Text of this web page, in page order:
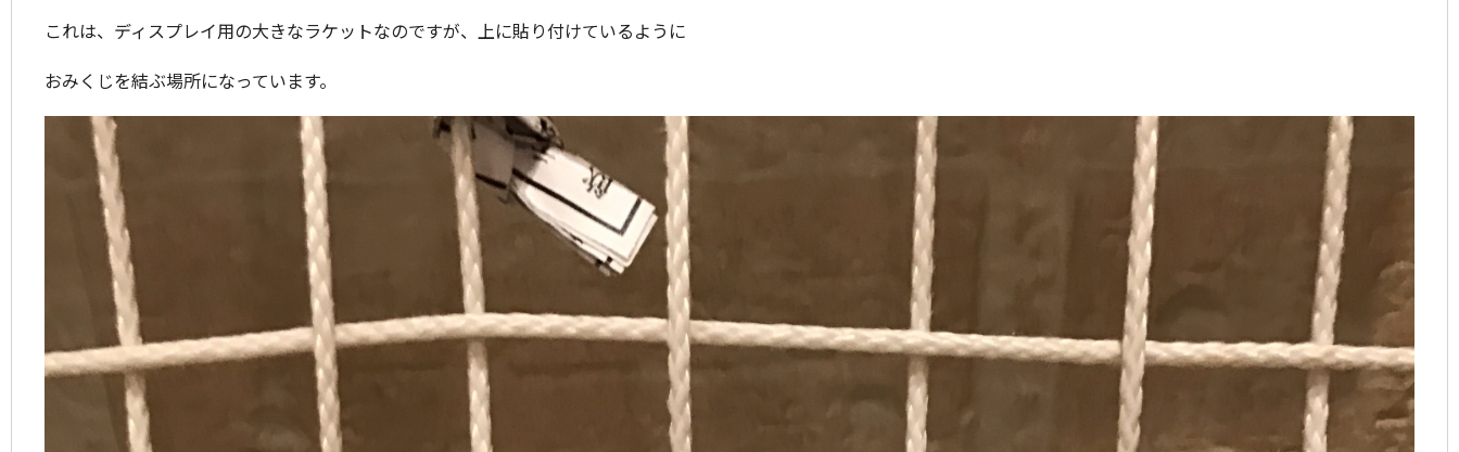
これは、ディスプレイ用の大きなラケットなのですが、上に貼り付けているように
おみくじを結ぶ場所になっています。